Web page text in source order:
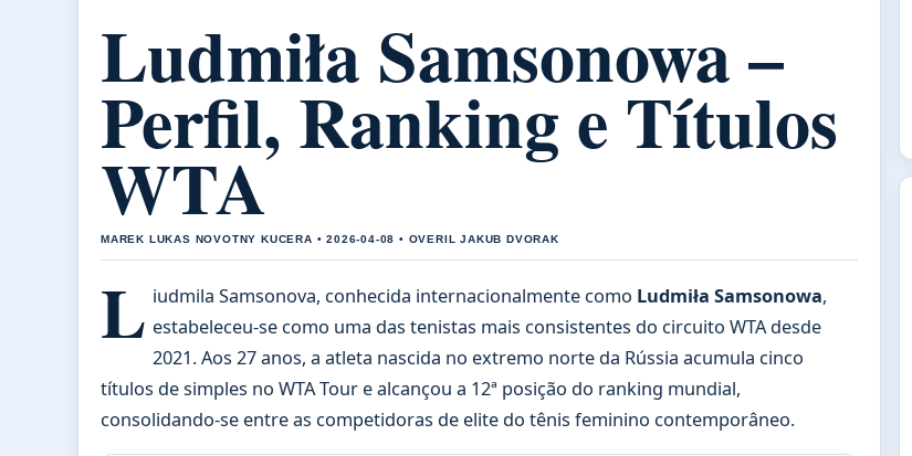
Ludmiła Samsonowa –
Perfil, Ranking e Títulos
WTA
MAREK LUKAS NOVOTNY KUCERA • 2026-04-08 • OVERIL JAKUB DVORAK
L iudmila Samsonova, conhecida internacionalmente como Ludmiła Samsonowa,
estabeleceu-se como uma das tenistas mais consistentes do circuito WTA desde
2021. Aos 27 anos, a atleta nascida no extremo norte da Rússia acumula cinco
títulos de simples no WTA Tour e alcançou a 12ª posição do ranking mundial,
consolidando-se entre as competidoras de elite do tênis feminino contemporâneo.